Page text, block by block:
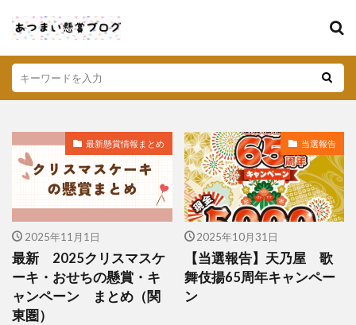
最新懸賞情報まとめ
2025年11月1日
最新 2025クリスマスケ
ーキ・おせちの懸賞・キ
ャンペーン まとめ（関
東圏）
当選報告
2025年10月31日
【当選報告】天乃屋 歌
舞伎揚65周年キャンペー
ン